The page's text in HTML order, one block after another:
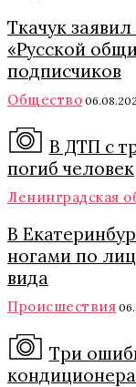
Ткачук
«Русской
подписчиков
Общество
В ДТП с
погиб человек
Ленинградская
В
ногами по
вида
Происшествия
Три